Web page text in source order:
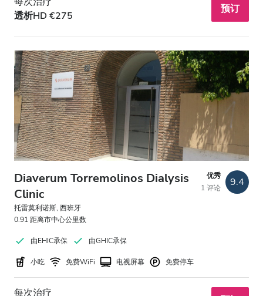
透析HD €275
预订
Diaverum Torremolinos Dialysis
Clinic
托雷莫利诺斯, 西班牙
0.91 距离市中心公里数
优秀
1 评论
9.4
由EHIC承保 由GHIC承保
小吃 免费WiFi 电视屏幕 免费停车
每次治疗